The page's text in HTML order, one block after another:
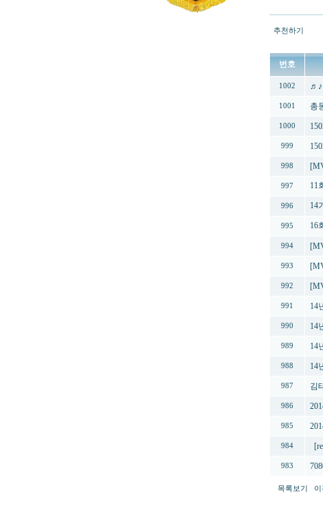
추천하기
번호
1002 ♬♪
1001 총
1000
999
998
997 11
996 14기
995 16
994
993
992
991 14
990 14
989 14
988 14
987 김
986
985
984
983
목록보기 이